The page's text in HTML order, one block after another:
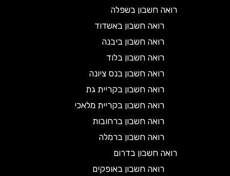
רואה חשבון בשפלה
רואה חשבון באשדוד
רואה חשבון ביבנה
רואה חשבון בלוד
רואה חשבון בנס ציונה
רואה חשבון בקריית גת
רואה חשבון בקריית מלאכי
רואה חשבון ברחובות
רואה חשבון ברמלה
רואה חשבון בדרום
רואה חשבון באופקים